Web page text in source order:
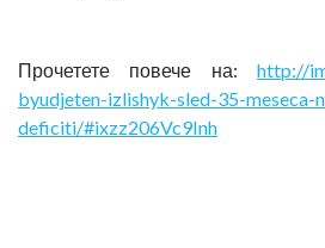
Прочетете повече на: http://
byudjeten-izlishyk-sled-35-meseca-
deficiti/#ixzz206Vc9Inh